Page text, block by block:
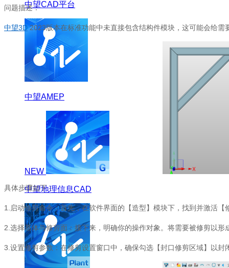
中望CAD平台
中望AMEP
NEW
中望地理信息CAD
问题描述：
中望3D2023版本在标准功能中未直接包含结构件模块，这可能会给
具体步骤如下：
1.启动修剪命令：首先，在软件界面的【造型】模块下，找到并激活【
2.选择基体与修剪面：接下来，明确你的操作对象。将需要被修剪以
3.设置修剪参数：在修剪设置窗口中，确保勾选【封口修剪区域】以